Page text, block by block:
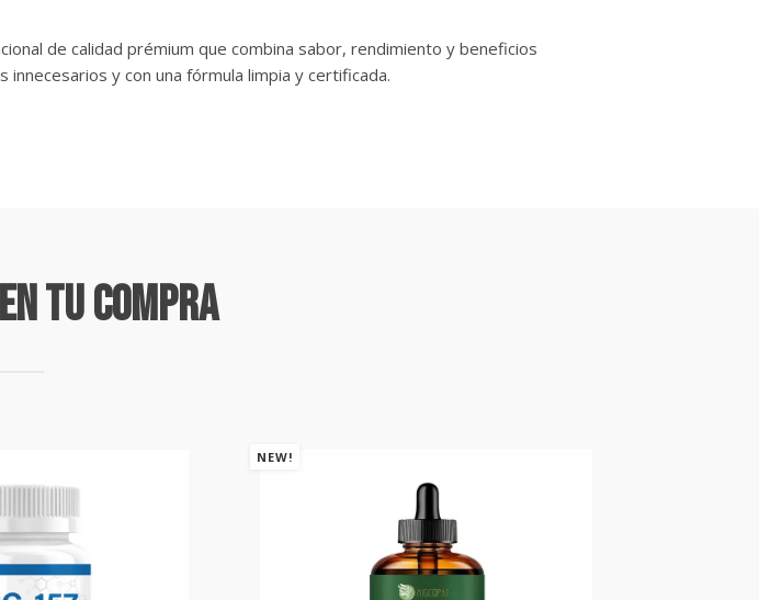
de calidad prémium que combina sabor, rendimiento y beneficios
y con una fórmula limpia y certificada.
Tu Compra
NEW!